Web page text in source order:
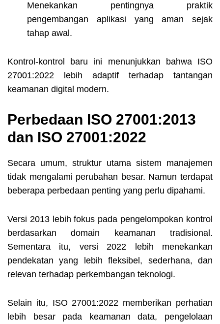
Menekankan pentingnya praktik
pengembangan aplikasi yang aman sejak
tahap awal.
Kontrol-kontrol baru ini menunjukkan bahwa ISO
27001:2022 lebih adaptif terhadap tantangan
keamanan digital modern.
Perbedaan ISO 27001:2013
dan ISO 27001:2022
Secara umum, struktur utama sistem manajemen
tidak mengalami perubahan besar. Namun terdapat
beberapa perbedaan penting yang perlu dipahami.
Versi 2013 lebih fokus pada pengelompokan kontrol
berdasarkan domain keamanan tradisional.
Sementara itu, versi 2022 lebih menekankan
pendekatan yang lebih fleksibel, sederhana, dan
relevan terhadap perkembangan teknologi.
Selain itu, ISO 27001:2022 memberikan perhatian
lebih besar pada keamanan data, pengelolaan